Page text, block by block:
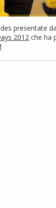
presentate da
2012 che ha